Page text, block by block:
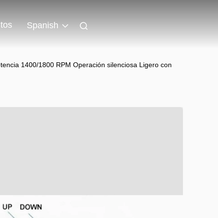
Spanish
1400/1800 RPM Operación silenciosa Ligero con